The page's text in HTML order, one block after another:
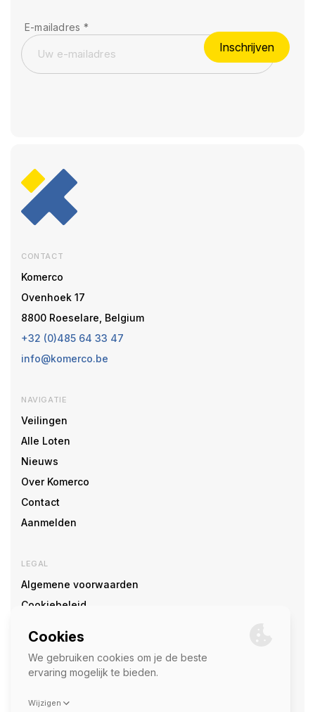
E-mailadres *
Inschrijven
CONTACT
Komerco
Ovenhoek 17
8800 Roeselare, Belgium
+32 (0)485 64 33 47
info@komerco.be
NAVIGATIE
Veilingen
Alle Loten
Nieuws
Over Komerco
Contact
Aanmelden
LEGAL
Algemene voorwaarden
Cookiebeleid
SOCIAL